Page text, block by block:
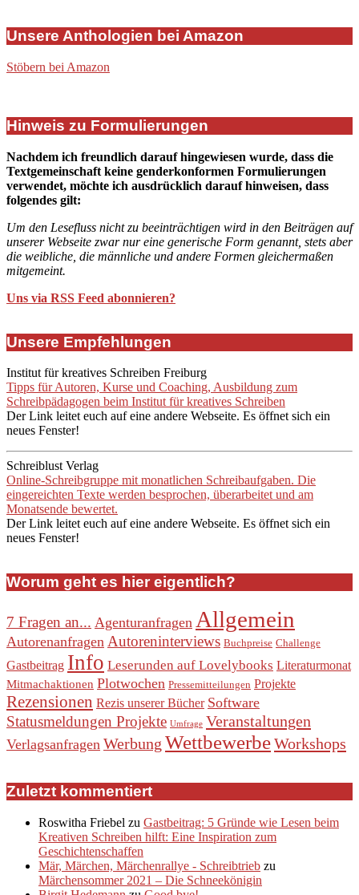
Unsere Anthologien bei Amazon
Stöbern bei Amazon
Hinweis zu Formulierungen
Nachdem ich freundlich darauf hingewiesen wurde, dass die
Textgemeinschaft keine genderkonformen Formulierungen
verwendet, möchte ich ausdrücklich darauf hinweisen, dass
folgendes gilt:
Um den Lesefluss nicht zu beeinträchtigen wird in den Beiträgen auf
unserer Webseite zwar nur eine generische Form genannt, stets aber
die weibliche, die männliche und andere Formen gleichermaßen
mitgemeint.
Uns via RSS Feed abonnieren?
Unsere Empfehlungen
Institut für kreatives Schreiben Freiburg
Tipps für Autoren, Kurse und Coaching, Ausbildung zum
Schreibpädagogen beim Institut für kreatives Schreiben
Der Link leitet euch auf eine andere Webseite. Es öffnet sich ein
neues Fenster!
Schreiblust Verlag
Online-Schreibgruppe mit monatlichen Schreibaufgaben. Die
eingereichten Texte werden besprochen, überarbeitet und am
Monatsende bewertet.
Der Link leitet euch auf eine andere Webseite. Es öffnet sich ein
neues Fenster!
Worum geht es hier eigentlich?
7 Fragen an... Agenturanfragen Allgemein
Autorenanfragen Autoreninterviews Buchpreise Challenge
Gastbeitrag Info Leserunden auf Lovelybooks Literaturmonat
Mitmachaktionen Plotwochen Pressemitteilungen Projekte
Rezensionen Rezis unserer Bücher Software
Statusmeldungen Projekte Umfrage Veranstaltungen
Verlagsanfragen Werbung WettbewerbeWorkshops
Zuletzt kommentiert
Roswitha Friebel zu Gastbeitrag: 5 Gründe wie Lesen beim
Kreativen Schreiben hilft: Eine Inspiration zum
Geschichtenschaffen
Mär, Märchen, Märchenrallye - Schreibtrieb zu
Märchensommer 2021 – Die Schneekönigin